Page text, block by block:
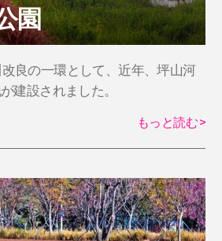
園
良の一環として、近年、坪山河
建設されました。
もっと読む>